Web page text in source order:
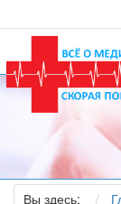
Вы здесь:
Как я заболел
Это странная
но, тем не
можете